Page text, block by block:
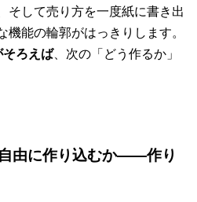
そして売り方を一度紙に書き出
機能の輪郭がはっきりします。
ろえば、次の「どう作るか」
由に作り込むか——作り